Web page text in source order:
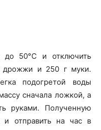
до 50°C и отключить
дрожжи и 250 г муки.
подогретой воды
сначала ложкой, а
руками. Полученную
и отправить на час в